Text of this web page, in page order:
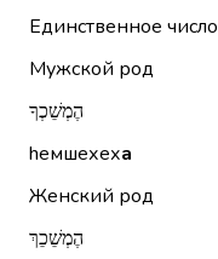
Единственное число
Мужской род
הֶמְשֵׁכְךָ
hемшехеха
Женский род
הֶמְשֵׁכֵךְ